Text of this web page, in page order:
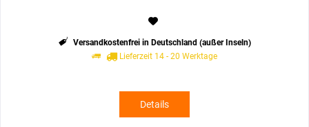
Versandkostenfrei in Deutschland (außer Inseln)
Lieferzeit 14 - 20 Werktage
Details